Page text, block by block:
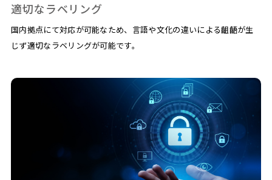
適切なラベリング
国内拠点にて対応が可能なため、言語や文化の違いによる齟齬が生
じず適切なラベリングが可能です。